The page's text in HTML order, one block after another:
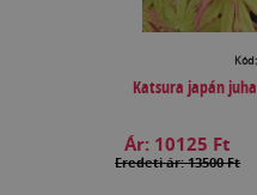
Katsura japán
Ár: 10125 Ft
Eredeti ár: 13500 Ft